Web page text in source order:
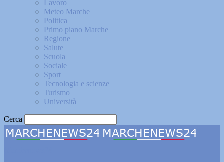
Lavoro
Meteo Marche
Politica
Primo piano Marche
Regione
Salute
Scuola
Sociale
Sport
Tecnologia e scienze
Turismo
Università
Cerca